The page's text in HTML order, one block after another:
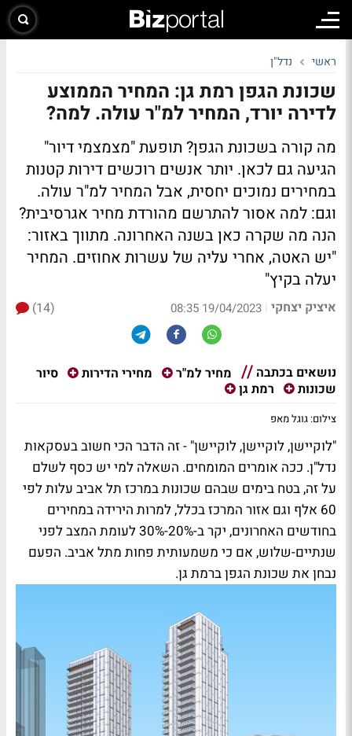
ראשי נדל"ן
שכונת הגפן רמת גן: המחיר הממוצע
לדירה יורד, המחיר למ"ר עולה. למה?
מה קורה בשכונת הגפן? תופעת "מצמצמי דיור"
הגיעה גם לכאן. יותר אנשים רוכשים דירות קטנות
במחירים נמוכים יחסית, אבל המחיר למ"ר עולה.
וגם: למה אסור להתרשם מהורדת מחיר אגרסיבית?
הנה מה שקרה כאן בשנה האחרונה. מתווך באזור:
"יש האטה, אחרי עליה של עשרות אחוזים. המחיר
יעלה בקיץ"
איציק יצחקי |
19/04/2023 08:35
(14)
נושאים בכתבה מחיר למ"ר מחירי הדירות
סיור
שכונות
רמת גן
צילום: גוגל מאפ
"לוקיישן, לוקיישן, לוקיישן" - זה הדבר הכי חשוב בעסקאות
נדל"ן. ככה אומרים המומחים. השאלה למי יש כסף לשלם
על זה, בטח בימים שבהם שכונות במרכז תל אביב עלות לפי
60 אלף וגם אזור המרכז בכלל, למרות הירידה במחירים
בחודשים האחרונים, יקר ב-20%-30% לעומת המצב לפני
שנתיים-שלוש, אם כי משמעותית פחות מתל אביב. הפעם
נבחן את שכונת הגפן ברמת גן.